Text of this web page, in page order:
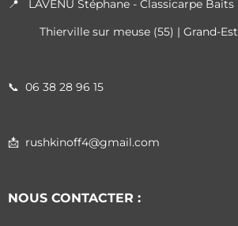
📍 LAVENU Stéphane - Classicarpe Baits
Thierville sur meuse (55) | Grand-Est
📞 06 38 28 96 15
📩 rushkinoff4@gmail.com
NOUS CONTACTER :